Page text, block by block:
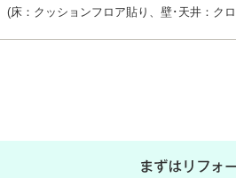
(床：クッションフロア貼り、壁･天井：ク